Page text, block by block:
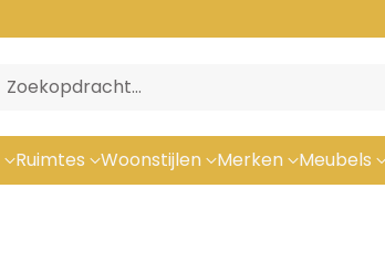
Zoekopdracht…
Ruimtes Woonstijlen Merken Meubels